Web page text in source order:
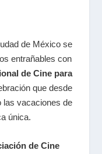
de México se
entrañables con
de Cine para
que desde
las vacaciones de
única.
de Cine